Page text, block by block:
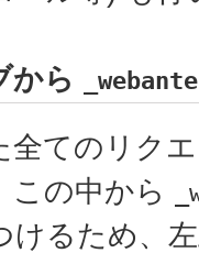
から
全てのリク
この中から
けるため、